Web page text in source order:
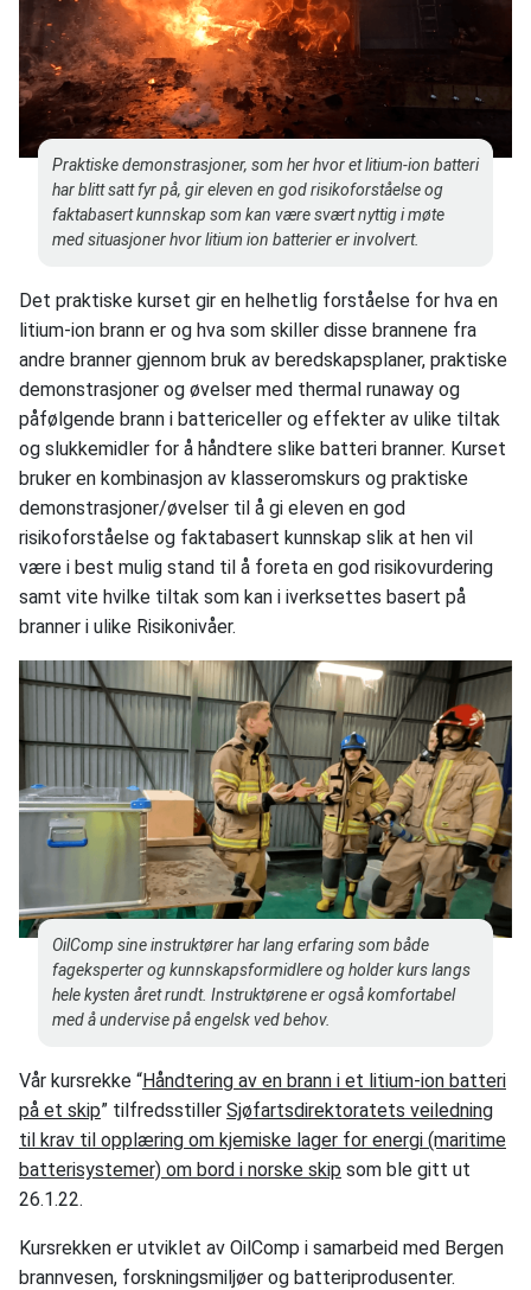
Praktiske demonstrasjoner, som her hvor et litium-ion batteri
har blitt satt fyr på, gir eleven en god risikoforståelse og
faktabasert kunnskap som kan være svært nyttig i møte
med situasjoner hvor litium ion batterier er involvert.
Det praktiske kurset gir en helhetlig forståelse for hva en
litium-ion brann er og hva som skiller disse brannene fra
andre branner gjennom bruk av beredskapsplaner, praktiske
demonstrasjoner og øvelser med thermal runaway og
påfølgende brann i battericeller og effekter av ulike tiltak
og slukkemidler for å håndtere slike batteri branner. Kurset
bruker en kombinasjon av klasseromskurs og praktiske
demonstrasjoner/øvelser til å gi eleven en god
risikoforståelse og faktabasert kunnskap slik at hen vil
være i best mulig stand til å foreta en god risikovurdering
samt vite hvilke tiltak som kan i iverksettes basert på
branner i ulike Risikonivåer.
OilComp sine instruktører har lang erfaring som både
fageksperter og kunnskapsformidlere og holder kurs langs
hele kysten året rundt. Instruktørene er også komfortabel
med å undervise på engelsk ved behov.
Vår kursrekke “Håndtering av en brann i et litium-ion batteri
på et skip” tilfredsstiller Sjøfartsdirektoratets veiledning
til krav til opplæring om kjemiske lager for energi (maritime
batterisystemer) om bord i norske skip som ble gitt ut
26.1.22.
Kursrekken er utviklet av OilComp i samarbeid med Bergen
brannvesen, forskningsmiljøer og batteriprodusenter.